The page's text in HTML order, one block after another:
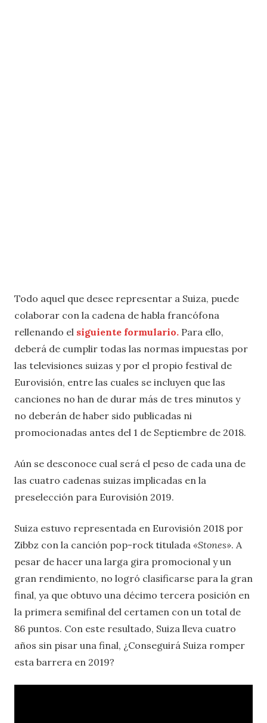
Todo aquel que desee representar a Suiza, puede
colaborar con la cadena de habla francófona
rellenando el siguiente formulario. Para ello,
deberá de cumplir todas las normas impuestas por
las televisiones suizas y por el propio festival de
Eurovisión, entre las cuales se incluyen que las
canciones no han de durar más de tres minutos y
no deberán de haber sido publicadas ni
promocionadas antes del 1 de Septiembre de 2018.
Aún se desconoce cual será el peso de cada una de
las cuatro cadenas suizas implicadas en la
preselección para Eurovisión 2019.
Suiza estuvo representada en Eurovisión 2018 por
Zibbz con la canción pop-rock titulada «Stones». A
pesar de hacer una larga gira promocional y un
gran rendimiento, no logró clasificarse para la gran
final, ya que obtuvo una décimo tercera posición en
la primera semifinal del certamen con un total de
86 puntos. Con este resultado, Suiza lleva cuatro
años sin pisar una final, ¿Conseguirá Suiza romper
esta barrera en 2019?